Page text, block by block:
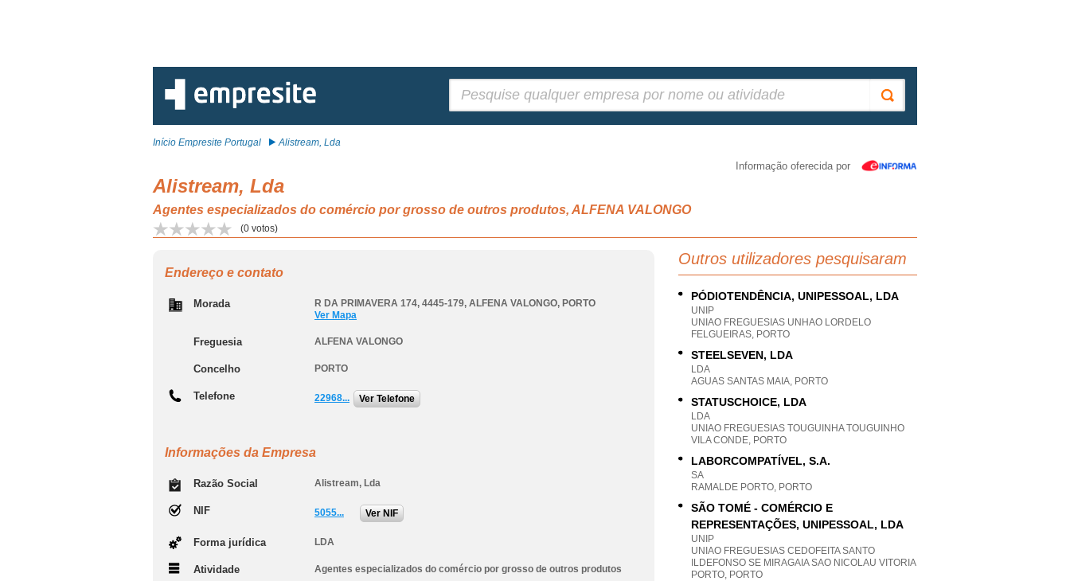
Início Empresite Portugal Alistream, Lda
Informação oferecida por
Alistream, Lda
Agentes especializados do comércio por grosso de outros produtos, ALFENA VALONGO
(0 votos)
Endereço e contato
Morada R DA PRIMAVERA 174, 4445-179, ALFENA VALONGO, PORTO
Ver Mapa
Freguesia ALFENA VALONGO
Concelho PORTO
Telefone 22968... Ver Telefone
Informações da Empresa
Razão Social Alistream, Lda
NIF 5055... Ver NIF
Forma jurídica LDA
Atividade Agentes especializados do comércio por grosso de outros produtos
Outros utilizadores pesquisaram
PÓDIOTENDÊNCIA, UNIPESSOAL, LDA
UNIP
UNIAO FREGUESIAS UNHAO LORDELO
FELGUEIRAS, PORTO
STEELSEVEN, LDA
LDA
AGUAS SANTAS MAIA, PORTO
STATUSCHOICE, LDA
LDA
UNIAO FREGUESIAS TOUGUINHA TOUGUINHO
VILA CONDE, PORTO
LABORCOMPATÍVEL, S.A.
SA
RAMALDE PORTO, PORTO
SÃO TOMÉ - COMÉRCIO E
REPRESENTAÇÕES, UNIPESSOAL, LDA
UNIP
UNIAO FREGUESIAS CEDOFEITA SANTO
ILDEFONSO SE MIRAGAIA SAO NICOLAU VITORIA
PORTO, PORTO